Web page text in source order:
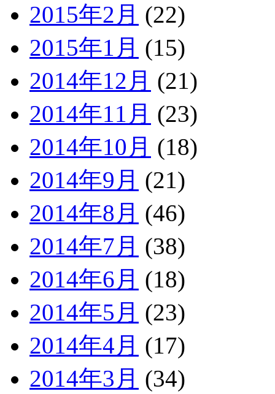
2015年2月 (22)
2015年1月 (15)
2014年12月 (21)
2014年11月 (23)
2014年10月 (18)
2014年9月 (21)
2014年8月 (46)
2014年7月 (38)
2014年6月 (18)
2014年5月 (23)
2014年4月 (17)
2014年3月 (34)